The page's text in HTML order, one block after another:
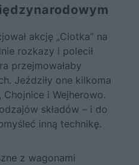
akcję „Ciotka” na
rozkazy i polecił
przejmowałaby
Jeździły one kilkoma
i Wejherowo.
składów – i do
inną technikę.
z wagonami